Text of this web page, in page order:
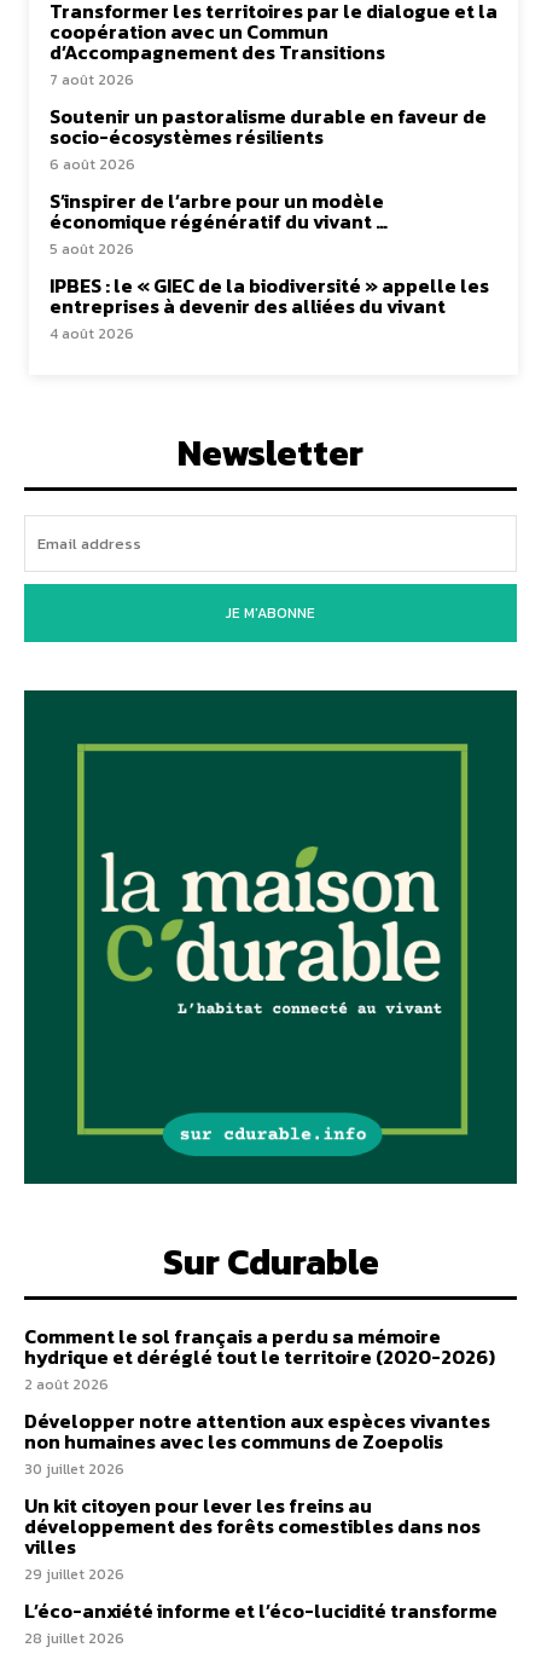
Transformer les territoires par le dialogue et la
coopération avec un Commun
d’Accompagnement des Transitions
7 août 2026
Soutenir un pastoralisme durable en faveur de
socio-écosystèmes résilients
6 août 2026
S’inspirer de l’arbre pour un modèle
économique régénératif du vivant …
5 août 2026
IPBES : le « GIEC de la biodiversité » appelle les
entreprises à devenir des alliées du vivant
4 août 2026
Newsletter
JE M'ABONNE
Sur Cdurable
Comment le sol français a perdu sa mémoire
hydrique et déréglé tout le territoire (2020-2026)
2 août 2026
Développer notre attention aux espèces vivantes
non humaines avec les communs de Zoepolis
30 juillet 2026
Un kit citoyen pour lever les freins au
développement des forêts comestibles dans nos
villes
29 juillet 2026
L’éco-anxiété informe et l’éco-lucidité transforme
28 juillet 2026